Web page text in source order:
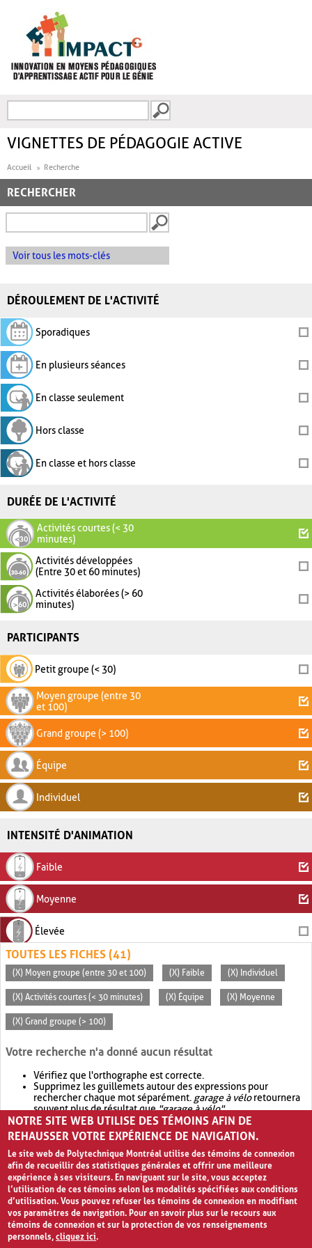
FORMULAIRE DE
VIGNETTES DE PÉDAGOGIE ACTIVE
Accueil Recherche
RECHERCHER
Voir tous les mots-clés
DÉROULEMENT DE L'ACTIVITÉ
Sporadiques
En plusieurs séances
En classe seulement
Hors classe
En classe et hors classe
DURÉE DE L'ACTIVITÉ
Activités courtes (< 30
minutes)
Activités développées
(Entre 30 et 60 minutes)
Activités élaborées (> 60
minutes)
PARTICIPANTS
Petit groupe (< 30)
Moyen groupe (entre 30
et 100)
Grand groupe (> 100)
Équipe
Individuel
INTENSITÉ D'ANIMATION
Faible
Moyenne
Élevée
TOUTES LES FICHES (41)
(X) Moyen groupe (entre 30 et 100) (X) Faible (X) Individuel
(X) Activités courtes (< 30 minutes) (X) Équipe (X) Moyenne
(X) Grand groupe (> 100)
Votre recherche n'a donné aucun résultat
Vérifiez que l'orthographe est correcte.
Supprimez les guillemets autour des expressions pour
rechercher chaque mot séparément. garage à véloretournera
souvent plus de résultat que"garage à vélo".
Envisagez d'élargir votre recherche avec OR.garage OR vélo
retournera souvent plus de résultat quegarage à vélo
NOTRE SITE WEB UTILISE DES TÉMOINS AFIN DE
REHAUSSER VOTRE EXPÉRIENCE DE NAVIGATION.
Le site web de Polytechnique Montréal utilise des témoins de connexion
afin de recueillir des statistiques générales et offrir une meilleure
expérience à ses visiteurs. En naviguant sur le site, vous acceptez
l’utilisation de ces témoins selon les modalités spécifiées aux conditions
d’utilisation. Vous pouvez refuser les témoins de connexion en modifiant
vos paramètres de navigation. Pour en savoir plus sur le recours aux
témoins de connexion et sur la protection de vos renseignements
personnels,cliquez ici.